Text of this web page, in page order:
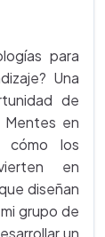
para
Una
de
Mentes en
cómo los
en
diseñan
grupo de
un